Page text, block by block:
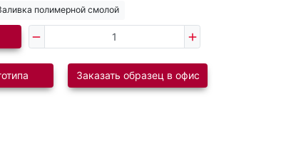
полимерной смолой
Заказать образец в офис